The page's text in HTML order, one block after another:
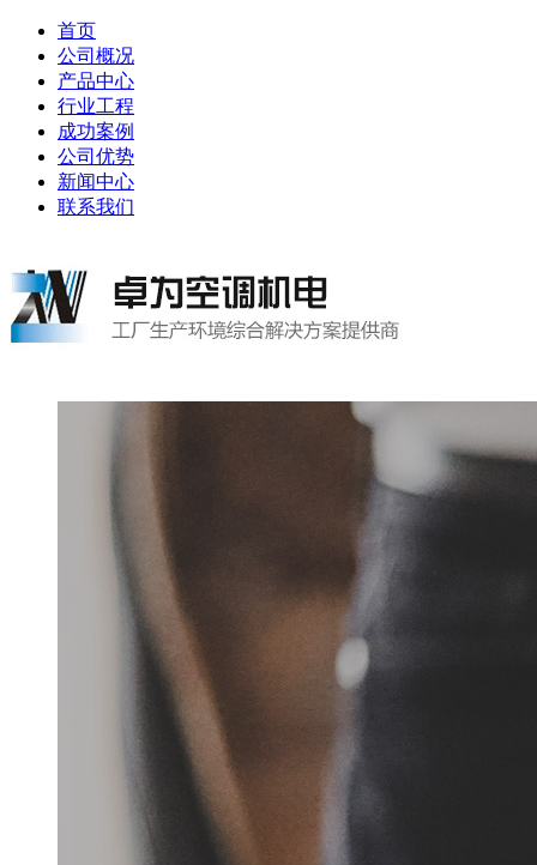
首页
公司概况
产品中心
行业工程
成功案例
公司优势
新闻中心
联系我们